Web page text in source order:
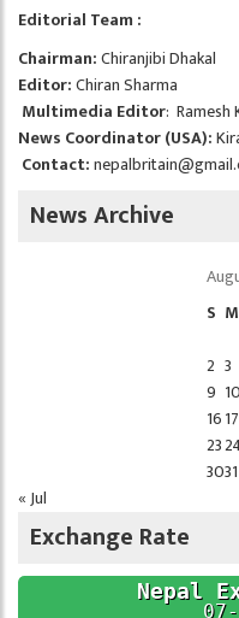
Editorial Team :
Chairman:Chiranjibi Dhakal
Editor:Chiran Sharma
Multimedia Editor: Ramesh
News Coordinator (USA):
Contact:
News Archive
S M
2 3
9 10
1617
23
3031
« Jul
Exchange Rate